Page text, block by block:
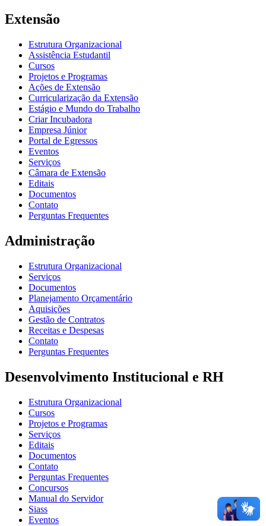
Extensão
Estrutura Organizacional
Assistência Estudantil
Cursos
Projetos e Programas
Ações de Extensão
Curricularização da Extensão
Estágio e Mundo do Trabalho
Criar Incubadora
Empresa Júnior
Portal de Egressos
Eventos
Serviços
Câmara de Extensão
Editais
Documentos
Contato
Perguntas Frequentes
Administração
Estrutura Organizacional
Serviços
Documentos
Planejamento Orçamentário
Aquisições
Gestão de Contratos
Receitas e Despesas
Contato
Perguntas Frequentes
Desenvolvimento Institucional e RH
Estrutura Organizacional
Cursos
Projetos e Programas
Serviços
Editais
Documentos
Contato
Perguntas Frequentes
Concursos
Manual do Servidor
Siass
Eventos